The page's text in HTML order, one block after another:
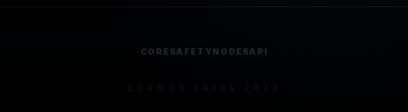
CORESAFETYNODESAPI